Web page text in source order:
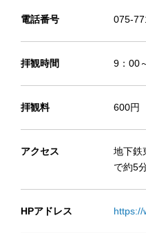
電話番号 075-
拝観時間 9：00
拝観料 600円
アクセス
地下鉄
で約5
HPアドレス https://